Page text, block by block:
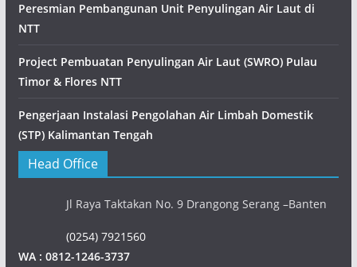
Peresmian Pembangunan Unit Penyulingan Air Laut di
NTT
Project Pembuatan Penyulingan Air Laut (SWRO) Pulau
Timor & Flores NTT
Pengerjaan Instalasi Pengolahan Air Limbah Domestik
(STP) Kalimantan Tengah
Head Office
Jl Raya Taktakan No. 9 Drangong Serang –Banten
(0254) 7921560
WA : 0812-1246-3737